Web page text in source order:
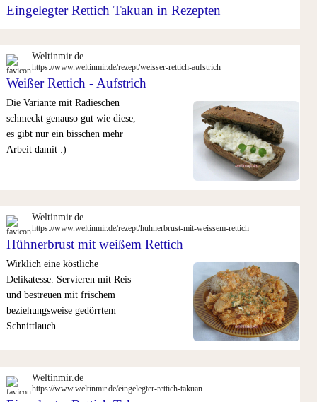
Eingelegter Rettich Takuan in Rezepten
Weltinmir.de
https://www.weltinmir.de/rezept/weisser-rettich-aufstrich
Weißer Rettich - Aufstrich
Die Variante mit Radieschen
schmeckt genauso gut wie diese,
es gibt nur ein bisschen mehr
Arbeit damit :)
Weltinmir.de
https://www.weltinmir.de/rezept/huhnerbrust-mit-weissem-rettich
Hühnerbrust mit weißem Rettich
Wirklich eine köstliche
Delikatesse. Servieren mit Reis
und bestreuen mit frischem
beziehungsweise gedörrtem
Schnittlauch.
Weltinmir.de
https://www.weltinmir.de/eingelegter-rettich-takuan